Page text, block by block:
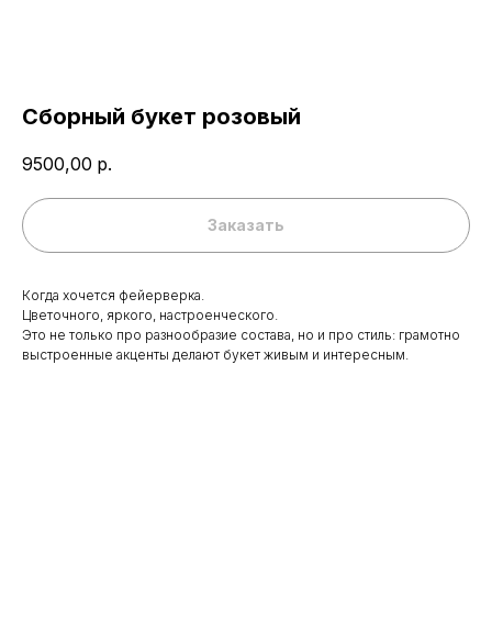
Сборный букет розовый
9500,00 р.
Заказать
Когда хочется фейерверка.
Цветочного, яркого, настроенческого.
Это не только про разнообразие состава, но и про стиль: грамотно
выстроенные акценты делают букет живым и интересным.